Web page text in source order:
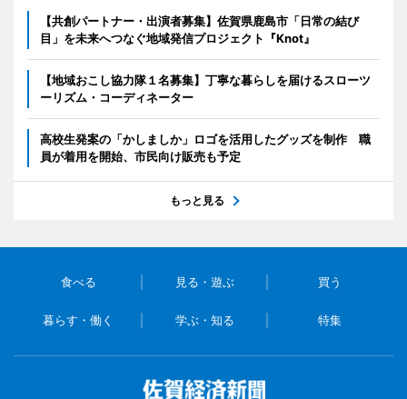
【共創パートナー・出演者募集】佐賀県鹿島市「日常の結び
目」を未来へつなぐ地域発信プロジェクト『Knot』
【地域おこし協力隊１名募集】丁寧な暮らしを届けるスローツ
ーリズム・コーディネーター
高校生発案の「かしましか」ロゴを活用したグッズを制作 職
員が着用を開始、市民向け販売も予定
もっと見る
食べる 見る・遊ぶ 買う
暮らす・働く 学ぶ・知る 特集